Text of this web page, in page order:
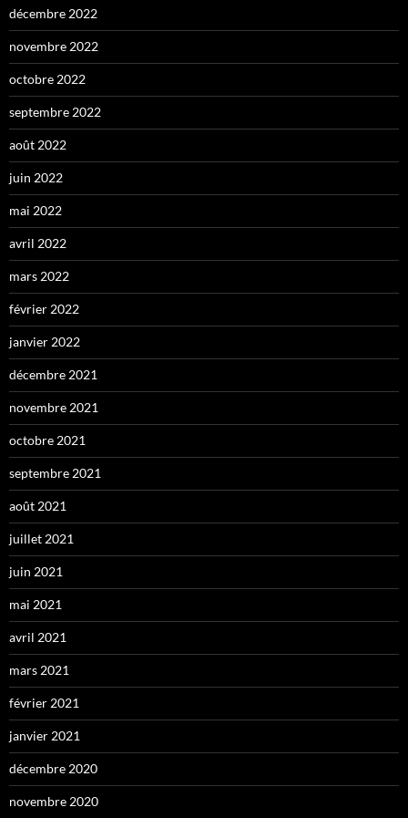
décembre 2022
novembre 2022
octobre 2022
septembre 2022
août 2022
juin 2022
mai 2022
avril 2022
mars 2022
février 2022
janvier 2022
décembre 2021
novembre 2021
octobre 2021
septembre 2021
août 2021
juillet 2021
juin 2021
mai 2021
avril 2021
mars 2021
février 2021
janvier 2021
décembre 2020
novembre 2020